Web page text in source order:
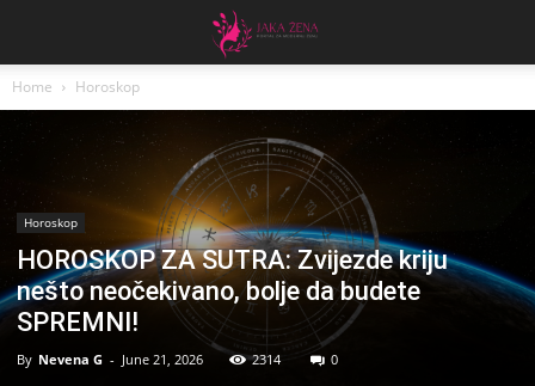
Home Horoskop
Horoskop
HOROSKOP ZA SUTRA: Zvijezde kriju
nešto neočekivano, bolje da budete
SPREMNI!
By Nevena G - June 21, 2026 2314 0